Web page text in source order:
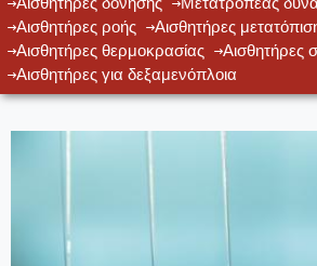
Αισθητήρες ροής
Αισθητήρες
Αισθητήρες θερμοκρασίας
Αισθητήρες
Αισθητήρες για δεξαμενόπλοια